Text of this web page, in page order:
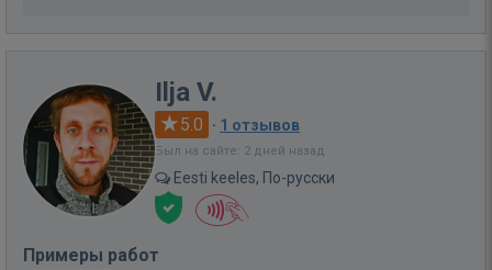
Ilja V.
5.0 · 1 отзывов
Был на сайте: 2 дней назад
Eesti keeles, По-русски
Примеры работ